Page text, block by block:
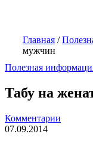
Главная /
мужчин
Полезная
Табу на
Комментарии
07.09.2014